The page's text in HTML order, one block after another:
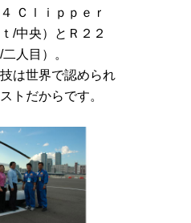
Ｃｌｉｐｐｅｒ
/中央）とＲ２２
人目）。
は世界で認められ
トだからです。